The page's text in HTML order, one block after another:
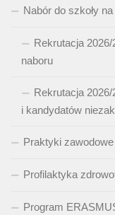
Nabór do szkoły
Rekrutacja
naboru
Rekrutacja
i kandydatów
Praktyki zawodowe
Profilaktyka
Program